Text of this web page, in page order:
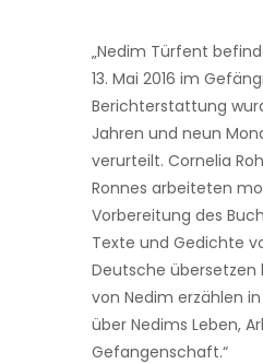
„Nedim Türfent
13. Mai 2016 im
Berichterstattung
Jahren und neun
verurteilt. Cornelia
Ronnes arbeiteten
Vorbereitung des
Texte und Gedichte
Deutsche übersetzen
von Nedim erzählen
über Nedims Leben,
Gefangenschaft.“